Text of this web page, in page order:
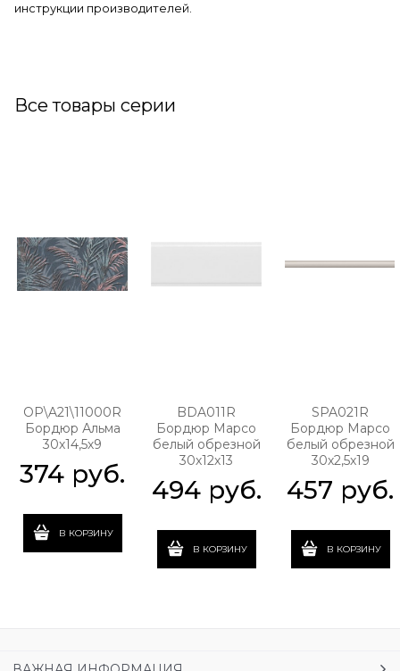
инструкции производителей.
Все товары серии
OP\A21\11000R
Бордюр Альма
30х14,5х9
374 руб.
В КОРЗИНУ
BDA011R
Бордюр Марсо
белый обрезной
30х12х13
494 руб.
В КОРЗИНУ
SPA021R
Бордюр Марсо
белый обрезной
30х2,5х19
457 руб.
В КОРЗИНУ